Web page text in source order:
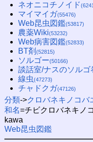
ネオニコチノイド
マイマイガ(55476)
Web昆虫図鑑(53817)
農薬Wiki(53232)
Web病害図鑑(52833)
BT剤 (52815)
ソルゴー(50166)
談話室/ナスのソルゴ
線虫(47273)
チャドクガ(47126)
分類->クロバネキノコバ
和名=チビクロバネキノ
kawa
Web昆虫図鑑